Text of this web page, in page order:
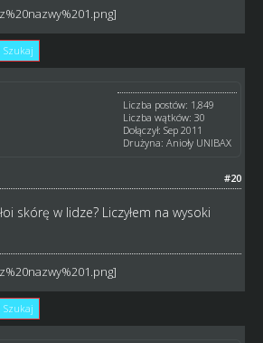
Szukaj
Liczba postów: 1,849
Liczba wątków: 30
Dołączył: Sep 2011
Drużyna: Anioły UNIBAX
#20
skórę w lidze? Liczyłem na wysoki
Szukaj